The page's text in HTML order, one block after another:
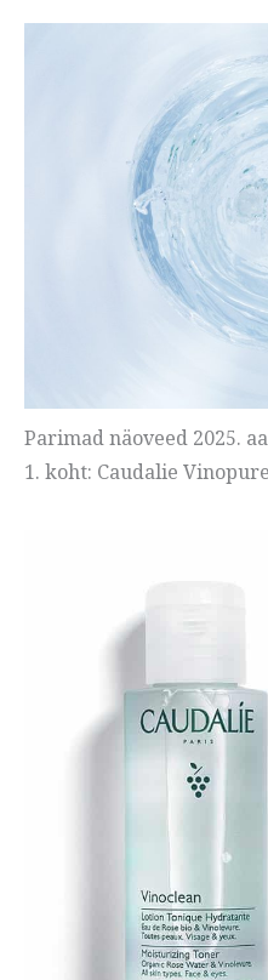
Parimad näoveed 2025.
1. koht: Caudalie